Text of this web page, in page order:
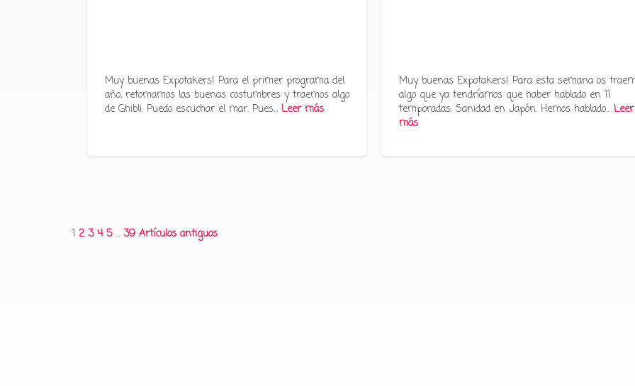
Muy buenas Expotakers! Para el primer programa del
año, retomamos las buenas costumbres y traemos algo
de Ghibli: Puedo escuchar el mar. Pues…Leer más
Muy buenas Expotakers! Para esta semana os
algo que ya tendríamos que haber hablado en 11
temporadas: Sanidad en Japón. Hemos hablado…Leer
más
Paginación
1 2 3 4 5 … 39 Artículos antiguos